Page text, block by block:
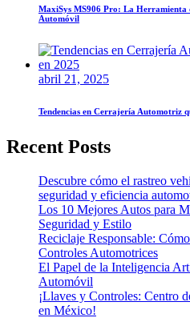
MaxiSys MS906 Pro: La Herramienta
Automóvil
abril 21, 2025
Tendencias en Cerrajería Automotriz
Recent Posts
Descubre cómo el rastreo
seguridad y eficiencia
Los 10 Mejores Autos para
Seguridad y Estilo
Reciclaje Responsable:
Controles Automotrices
El Papel de la Inteligencia
Automóvil
¡Llaves y Controles: Centro
en México!